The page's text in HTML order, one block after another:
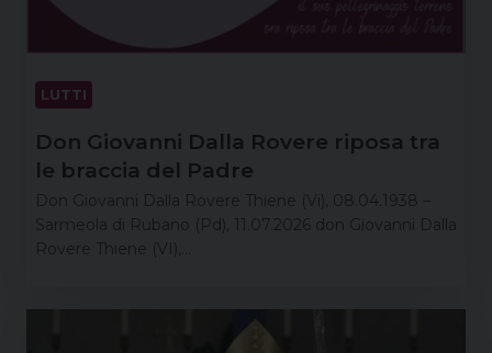
LUTTI
Don Giovanni Dalla Rovere riposa tra
le braccia del Padre
Don Giovanni Dalla Rovere Thiene (Vi), 08.04.1938 –
Sarmeola di Rubano (Pd), 11.07.2026 don Giovanni Dalla
Rovere Thiene (VI),…